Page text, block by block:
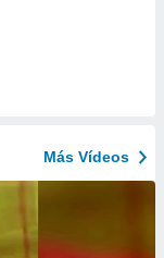
Más Vídeos